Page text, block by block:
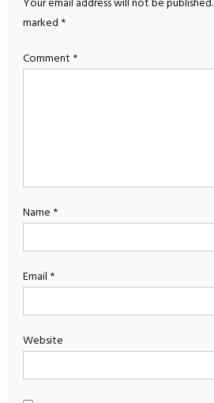
Your email address will not be published.
marked *
Comment *
Name *
Email *
Website